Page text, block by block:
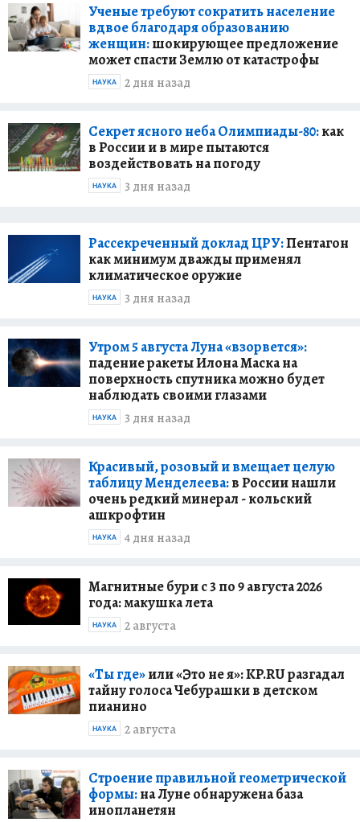
Ученые требуют сократить население
вдвое благодаря образованию
женщин:шокирующее предложение
может спасти Землю от катастрофы
2 дня назад
НАУКА
Секрет ясного неба Олимпиады-80:как
в России и в мире пытаются
воздействовать на погоду
3 дня назад
НАУКА
Рассекреченный доклад ЦРУ:Пентагон
как минимум дважды применял
климатическое оружие
3 дня назад
НАУКА
Утром 5 августа Луна «взорвется»:
падение ракеты Илона Маска на
поверхность спутника можно будет
наблюдать своими глазами
3 дня назад
НАУКА
Красивый, розовый и вмещает целую
таблицу Менделеева:в России нашли
очень редкий минерал - кольский
ашкрофтин
4 дня назад
НАУКА
Магнитные бури с 3 по 9 августа 2026
года: макушка лета
2 августа
НАУКА
«Ты где»или «Это не я»: KP.RU разгадал
тайну голоса Чебурашки в детском
пианино
2 августа
НАУКА
Строение правильной геометрической
формы:на Луне обнаружена база
инопланетян